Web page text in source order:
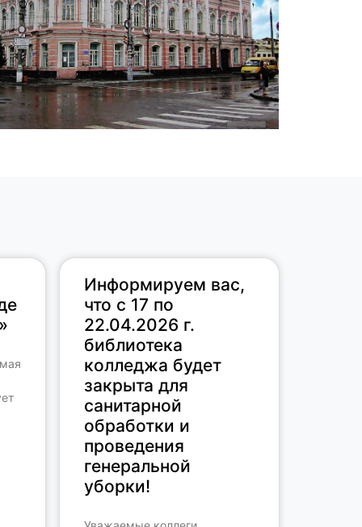
Информируем вас,
что с 17 по
22.04.2026 г.
библиотека
колледжа будет
закрыта для
санитарной
обработки и
проведения
генеральной
уборки!